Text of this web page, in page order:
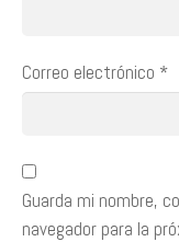
Correo electrónico *
Guarda mi nombre,
navegador para la